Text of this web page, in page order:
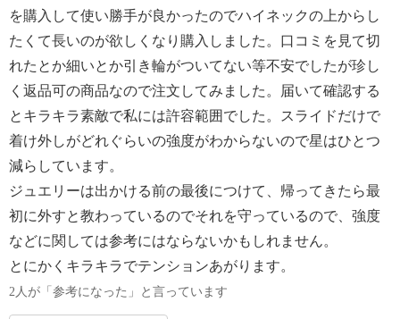
を購入して使い勝手が良かったのでハイネックの上からし
たくて長いのが欲しくなり購入しました。口コミを見て切
れたとか細いとか引き輪がついてない等不安でしたが珍し
く返品可の商品なので注文してみました。届いて確認する
とキラキラ素敵で私には許容範囲でした。スライドだけで
着け外しがどれぐらいの強度がわからないので星はひとつ
減らしています。
ジュエリーは出かける前の最後につけて、帰ってきたら最
初に外すと教わっているのでそれを守っているので、強度
などに関しては参考にはならないかもしれません。
とにかくキラキラでテンションあがります。
2人が「参考になった」と言っています